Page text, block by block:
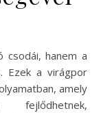
Ezek a virágpor
amely
fejlődhetnek,